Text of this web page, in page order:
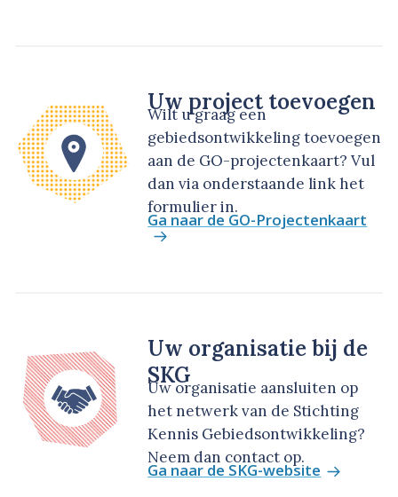
Uw project toevoegen
Wilt u graag een
gebiedsontwikkeling toevoegen
aan de GO-projectenkaart? Vul
dan via onderstaande link het
formulier in.
Ga naar de GO-Projectenkaart
Uw organisatie bij de
SKG
Uw organisatie aansluiten op
het netwerk van de Stichting
Kennis Gebiedsontwikkeling?
Neem dan contact op.
Ga naar de SKG-website